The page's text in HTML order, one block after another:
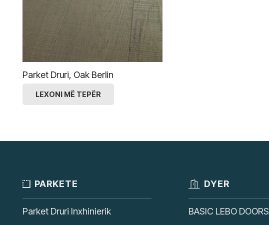
Parket Druri, Oak Berlin
LEXONI MË TEPËR
PARKETE
Parket Druri Inxhinierik
DYER
BASIC LEBO DOORS